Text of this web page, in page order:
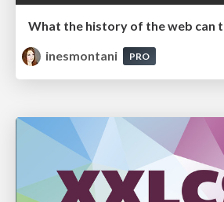
inesmontani
PRO